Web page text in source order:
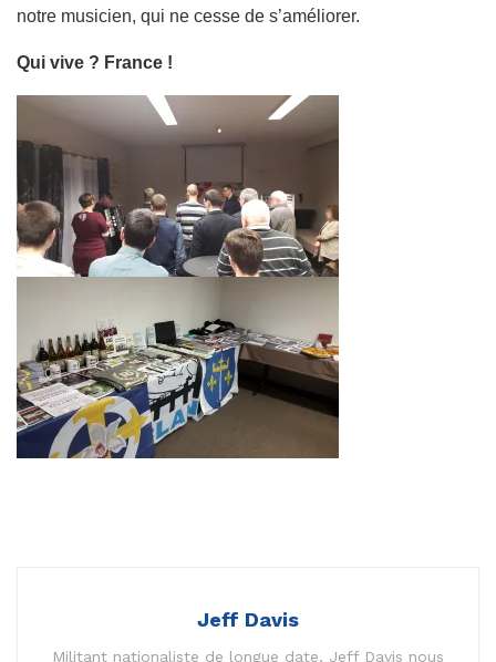
notre musicien, qui ne cesse de s’améliorer.
Qui vive ? France !
Jeff Davis
Militant nationaliste de longue date, Jeff Davis nous